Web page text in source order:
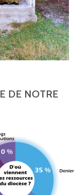
DE NOTRE